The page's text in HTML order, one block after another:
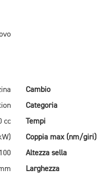
Cambio
Categoria
cc Tempi
Coppia max (nm/giri)
Altezza sella
Larghezza